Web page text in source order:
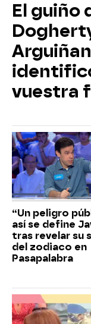
El guiño
vuestra
“Un peligro
así se define
tras revelar su
del zodiaco en
Pasapalabra